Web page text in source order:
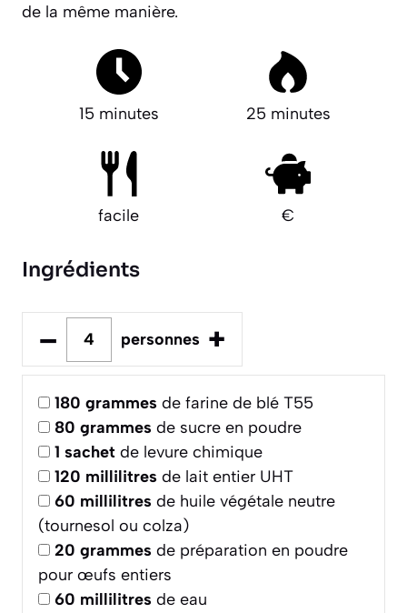
de la même manière.
15 minutes 25 minutes
facile €
Ingrédients
– personnes +
180 grammes de farine de blé T55
80 grammes de sucre en poudre
1 sachet de levure chimique
120 millilitres de lait entier UHT
60 millilitres de huile végétale neutre
(tournesol ou colza)
20 grammes de préparation en poudre
pour œufs entiers
60 millilitres de eau